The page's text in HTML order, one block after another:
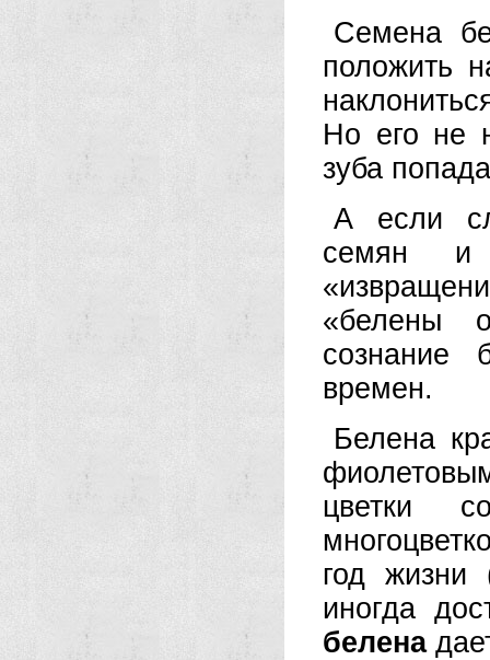
Семена
положить
Но его не
зуба
А если
семян и
«белены
сознание
времен.
Белена
цветки
год жизни
иногда
белена